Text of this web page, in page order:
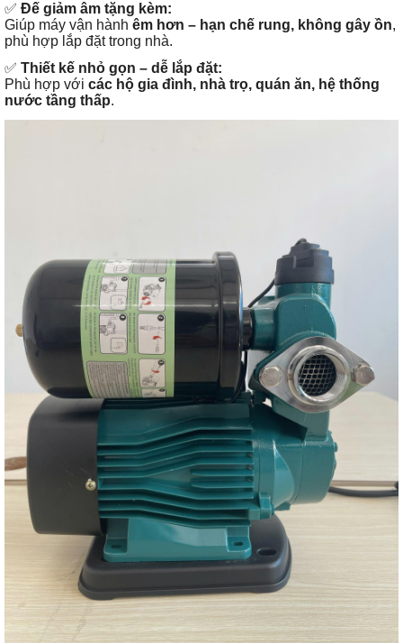
✅ Đế giảm âm tặng kèm:
Giúp máy vận hành êm hơn – hạn chế rung, không gây ồn,
phù hợp lắp đặt trong nhà.
✅ Thiết kế nhỏ gọn – dễ lắp đặt:
Phù hợp với các hộ gia đình, nhà trọ, quán ăn, hệ thống
nước tầng thấp.